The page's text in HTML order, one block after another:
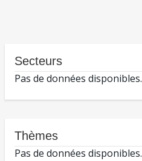
Secteurs
Pas de données disponibles.
Thèmes
Pas de données disponibles.